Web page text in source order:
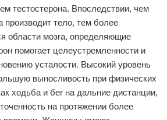
тестостерона. Впоследствии, чем
производит тело, тем более
области мозга, определяющие
помогает целеустремленности и
усталости. Высокий уровень
выносливость при физических
ходьба и бег на дальние дистанции,
на протяжении более